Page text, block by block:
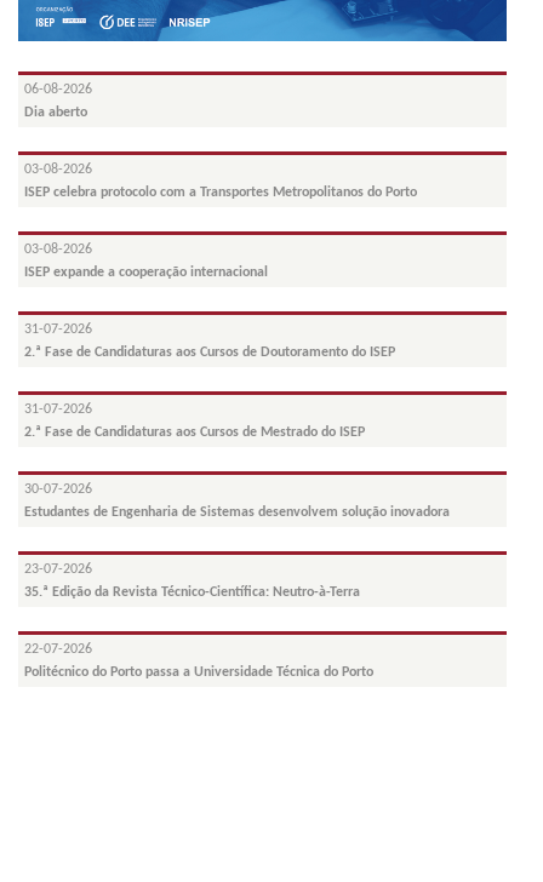
06-08-2026
Dia aberto
03-08-2026
ISEP celebra protocolo com a Transportes Metropolitanos do Porto
03-08-2026
ISEP expande a cooperação internacional
31-07-2026
2.ª Fase de Candidaturas aos Cursos de Doutoramento do ISEP
31-07-2026
2.ª Fase de Candidaturas aos Cursos de Mestrado do ISEP
30-07-2026
Estudantes de Engenharia de Sistemas desenvolvem solução inovadora
23-07-2026
35.ª Edição da Revista Técnico-Científica: Neutro-à-Terra
22-07-2026
Politécnico do Porto passa a Universidade Técnica do Porto